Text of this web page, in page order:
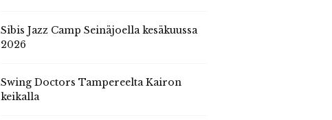
Sibis Jazz Camp Seinäjoella kesäkuussa
2026
Swing Doctors Tampereelta Kairon
keikalla